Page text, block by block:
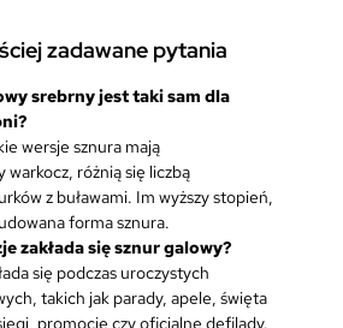
zadawane pytania
srebrny jest taki sam dla
wersje sznura mają
różnią się liczbą
z buławami. Im wyższy stopień,
forma sznura.
zakłada się sznur galowy?
się podczas uroczystych
takich jak parady, apele, święta
promocje czy oficjalne defilady.